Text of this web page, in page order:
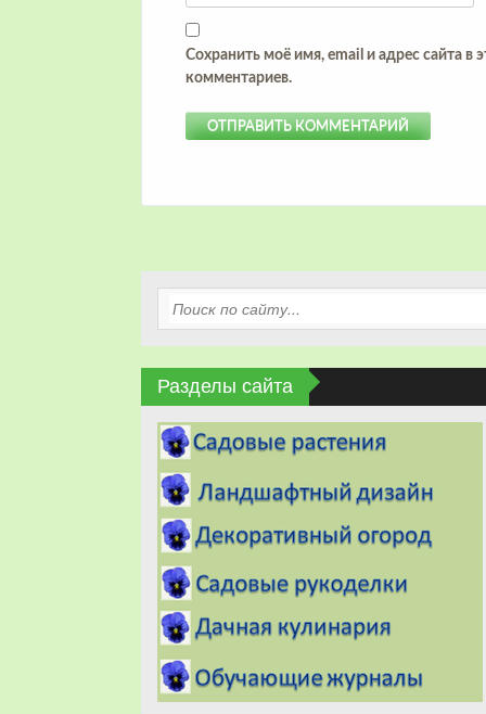
Сохранить моё имя, email и адрес сайта
комментариев.
Разделы сайта